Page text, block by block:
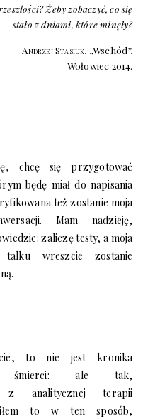
Żeby zobaczyć, co się
stało z dniami, które minęły?
Andrzej Stasiuk, „Wschód”,
Wołowiec 2014.
chcę się przygotować
będę miał do napisania
też zostanie moja
Mam nadzieję,
zaliczę testy, a moja
wreszcie zostanie
to nie jest kronika
śmierci: ale tak,
z analitycznej terapii
to w ten sposób,